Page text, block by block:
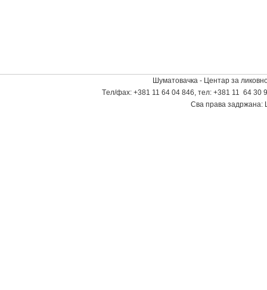
Шуматовачка - Центар за
Tел/фаx: +381 11 64 04 846, тел: +381 11 64 30
Сва права задржана: